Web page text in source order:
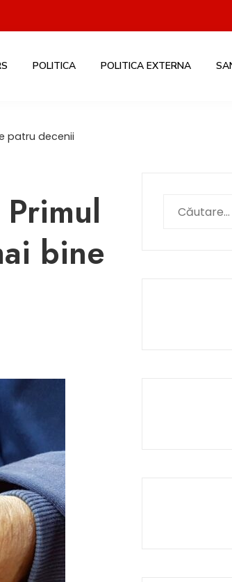
POLITICA POLITICA EXTERNA
patru decenii
bine
după: